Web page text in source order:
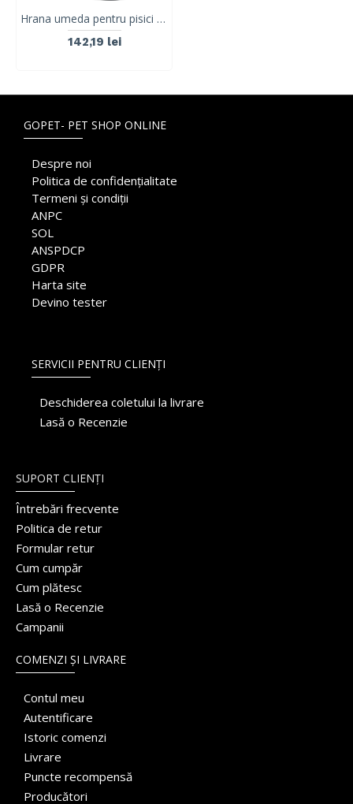
Hrana umeda pentru pisici 100% holistica, Kit Cat Petite Pouch, ton, 24 plicuri x 70g
142,19 lei
GOPET- PET SHOP ONLINE
Despre noi
Politica de confidențialitate
Termeni și condiții
ANPC
SOL
ANSPDCP
GDPR
Harta site
Devino tester
SERVICII PENTRU CLIENȚI
Deschiderea coletului la livrare
Lasă o Recenzie
SUPORT CLIENȚI
Întrebări frecvente
Politica de retur
Formular retur
Cum cumpăr
Cum plătesc
Lasă o Recenzie
Campanii
COMENZI ȘI LIVRARE
Contul meu
Autentificare
Istoric comenzi
Livrare
Puncte recompensă
Producători